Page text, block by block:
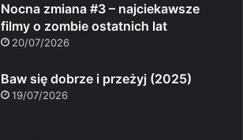
Nocna zmiana #3 – najciekawsze
filmy o zombie ostatnich lat
20/07/2026
Baw się dobrze i przeżyj (2025)
19/07/2026